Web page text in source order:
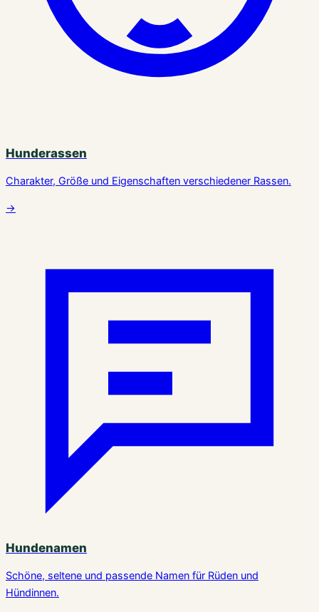
Hunderassen
Charakter, Größe und Eigenschaften verschiedener Rassen.
→
Hundenamen
Schöne, seltene und passende Namen für Rüden und
Hündinnen.